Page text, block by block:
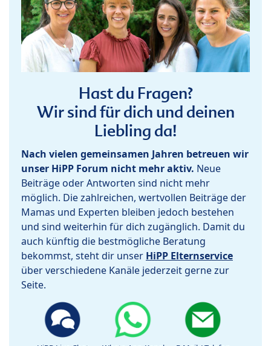
Hast du Fragen?
Wir sind für dich und deinen
Liebling da!
Nach vielen gemeinsamen Jahren betreuen wir
unser HiPP Forum nicht mehr aktiv. Neue
Beiträge oder Antworten sind nicht mehr
möglich. Die zahlreichen, wertvollen Beiträge der
Mamas und Experten bleiben jedoch bestehen
und sind weiterhin für dich zugänglich. Damit du
auch künftig die bestmögliche Beratung
bekommst, steht dir unser HiPP Elternservice
über verschiedene Kanäle jederzeit gerne zur
Seite.